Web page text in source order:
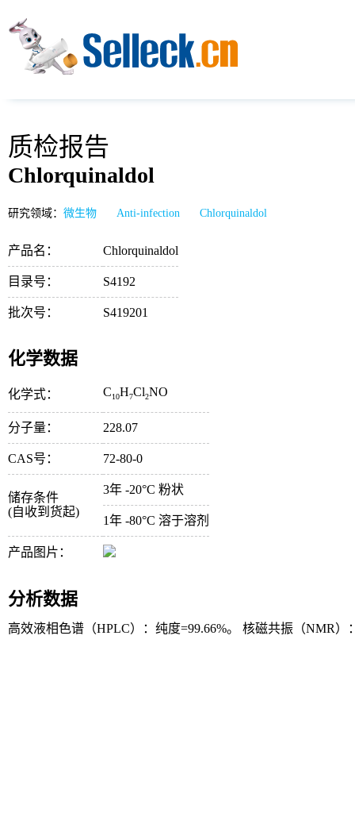
质检报告
Chlorquinaldol
研究领域： 微生物 Anti-infection Chlorquinaldol
产品名： Chlorquinaldol
目录号： S4192
批次号： S419201
化学数据
化学式： C10H7Cl2NO
分子量： 228.07
CAS号： 72-80-0
储存条件
(自收到货起)
3年 -20°C 粉状
1年 -80°C 溶于溶剂
产品图片：
分析数据
高效液相色谱（HPLC）：纯度=99.66%。 核磁共振（NMR）